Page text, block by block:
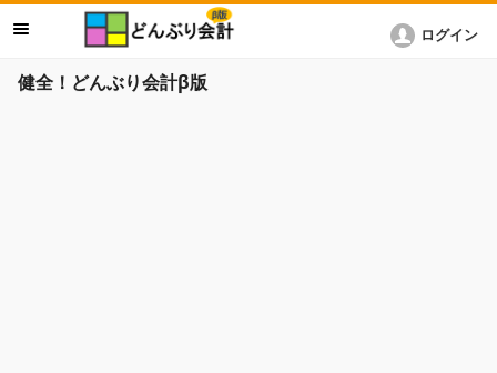
健全！どんぶり会計β版
ログイン